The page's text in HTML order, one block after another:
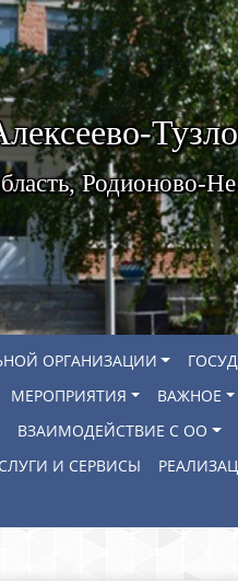
Родионово-
ОРГАНИЗАЦИИ
МЕРОПРИЯТИЯ ВАЖНОЕ
ВЗАИМОДЕЙСТВИЕ С ОО
И СЕРВИСЫ